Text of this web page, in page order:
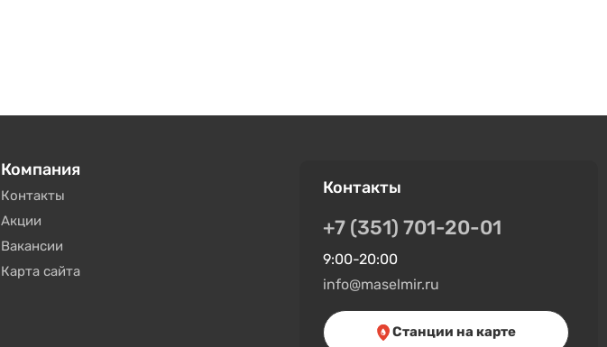
Компания
Контакты
Акции
Вакансии
Карта сайта
Контакты
+7 (351) 701-20-01
9:00-20:00
info@maselmir.ru
Станции на карте